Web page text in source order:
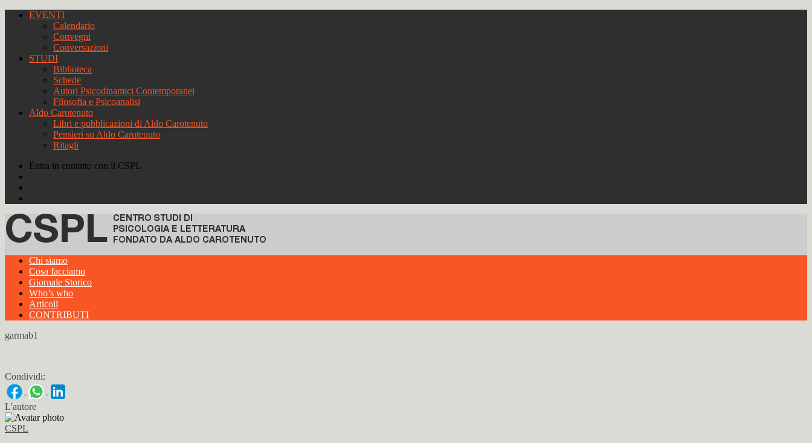
EVENTI
Calendario
Convegni
Conversazioni
STUDI
Biblioteca
Schede
Autori Psicodinamici Contemporanei
Filosofia e Psicoanalisi
Aldo Carotenuto
Libri e pubblicazioni di Aldo Carotenuto
Pensieri su Aldo Carotenuto
Ritagli
Entra in contatto con il CSPL
Chi siamo
Cosa facciamo
Giornale Storico
Who’s who
Articoli
CONTRIBUTI
garmab1
Condividi:
L'autore
CSPL